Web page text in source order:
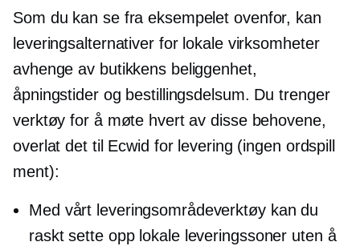
Som du kan se fra eksempelet ovenfor, kan
leveringsalternativer for lokale virksomheter
avhenge av butikkens beliggenhet,
åpningstider og bestillingsdelsum. Du trenger
verktøy for å møte hvert av disse behovene,
overlat det til Ecwid for levering (ingen ordspill
ment):
Med vårt leveringsområdeverktøy kan du
raskt sette opp lokale leveringssoner uten å